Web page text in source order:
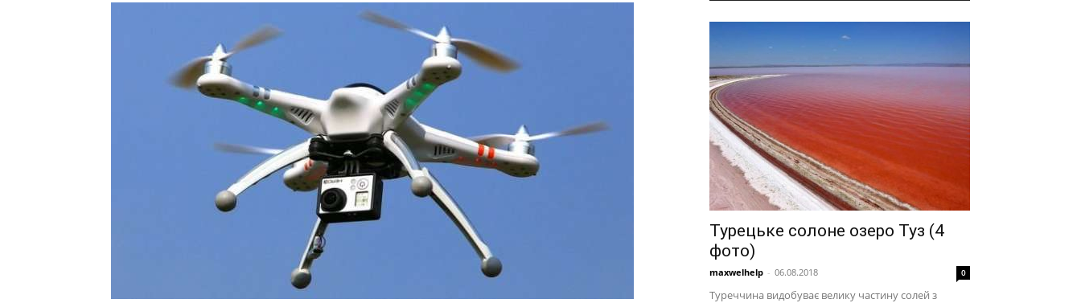
Турецьке солоне озеро Туз (4
фото)
maxwelhelp - 06.08.2018 0
Туреччина видобуває велику частину солей з